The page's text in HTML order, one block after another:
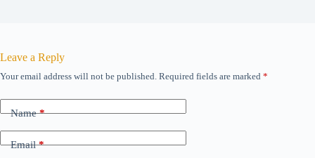
Leave a Reply
Your email address will not be published. Required fields are marked *
Name*
Email*